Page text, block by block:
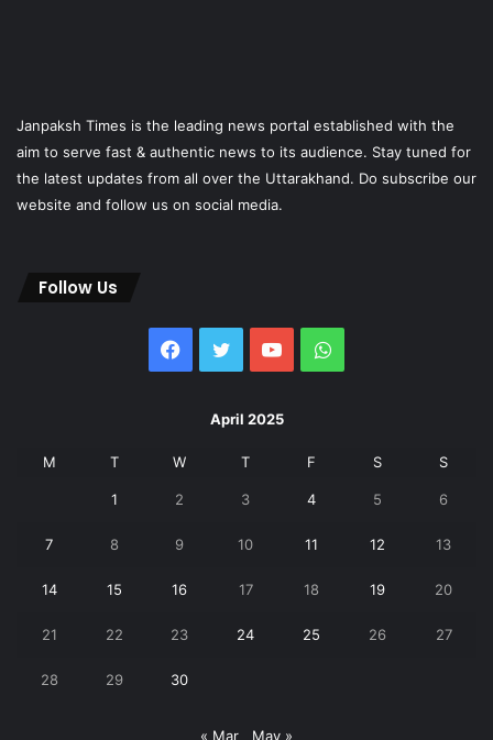
Janpaksh Times is the leading news portal established with the
aim to serve fast & authentic news to its audience. Stay tuned for
the latest updates from all over the Uttarakhand. Do subscribe our
website and follow us on social media.
Follow Us
Facebook
Twitter YouTubeWhatsApp
April 2025
M T W T F S S
1 2 3 4 5 6
7 8 9 10 11 12 13
14 15 16 17 18 19 20
21 22 23 24 25 26 27
28 29 30
« Mar May »